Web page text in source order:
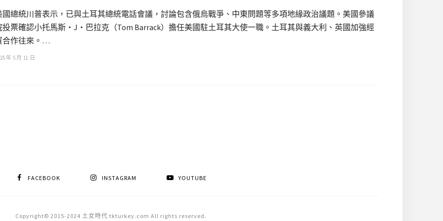
國總統川普表示，已與土耳其總統電話會議，討論包含俄烏戰爭、中東問題等多項地緣政治議題。美國參議
投票確認小托馬斯・J・巴拉克（Tom Barrack）擔任美國駐土耳其大使一職。土耳其與義大利、英國加強經
合作往來。…
年 5 月 11 日
FACEBOOK INSTAGRAM YOUTUBE
Copyright© 2015-2024 土女時代 tkturkey.com All rights reserved.